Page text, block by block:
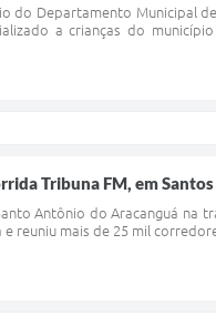
do Departamento Municipal
a crianças do
Tribuna FM, em Santos
Antônio do Aracanguá na
reuniu mais de 25 mil